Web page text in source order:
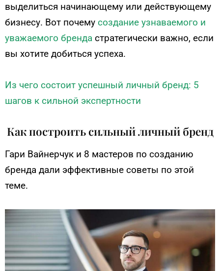
выделиться начинающему или действующему
бизнесу. Вот почему создание узнаваемого и
уважаемого бренда стратегически важно, если
вы хотите добиться успеха.
Из чего состоит успешный личный бренд: 5
шагов к сильной экспертности
Как построить сильный личный бренд
Гари Вайнерчук и 8 мастеров по созданию
бренда дали эффективные советы по этой
теме.